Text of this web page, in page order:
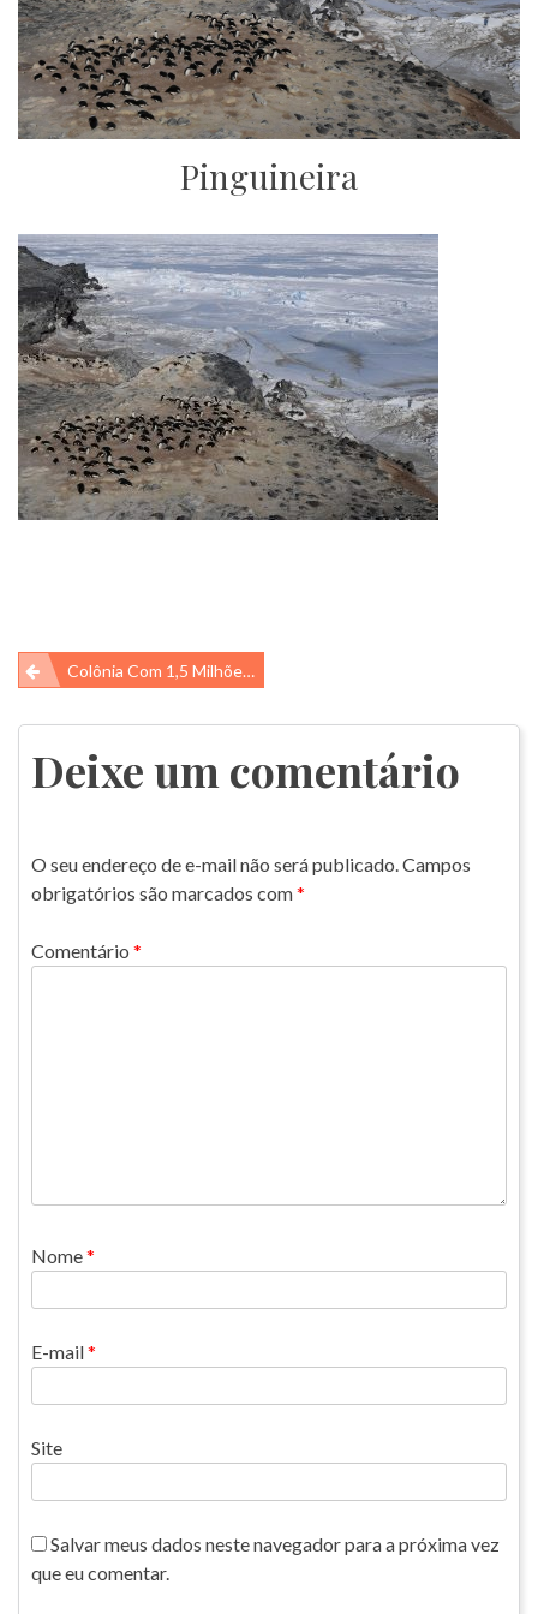
Pinguineira
Navegação
de
Post
Colônia Com 1,5 Milhões De Pinguins É Descoberta Na Antártica!!
Deixe um comentário
O seu endereço de e-mail não será publicado.Campos
obrigatórios são marcados com*
Comentário *
Nome*
E-mail*
Site
Salvar meus dados neste navegador para a próxima vez
que eu comentar.